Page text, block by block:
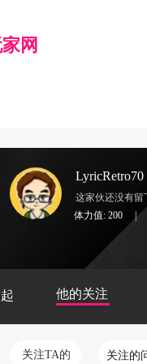
网
LyricRetro70
这家伙还没有留
体力值: 200
他的关注
关注TA的 关注的